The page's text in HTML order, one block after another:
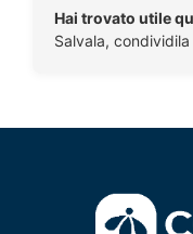
Hai trovato utile
Salvala,